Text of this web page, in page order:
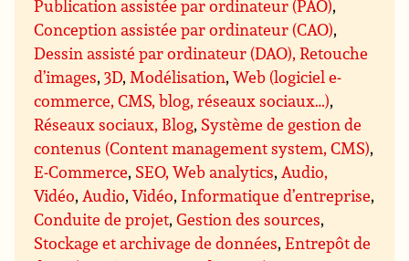
Publication assistée par ordinateur (PAO),
Conception assistée par ordinateur (CAO),
Dessin assisté par ordinateur (DAO), Retouche
d’images,3D, Modélisation,Web (logiciel e-
commerce, CMS, blog, réseaux sociaux…),
Réseaux sociaux, Blog, Système de gestion de
contenus (Content management system, CMS),
E-Commerce, SEO, Web analytics, Audio,
Vidéo, Audio,Vidéo, Informatique d’entreprise,
Conduite de projet,Gestion des sources,
Stockage et archivage de données,Entrepôt de